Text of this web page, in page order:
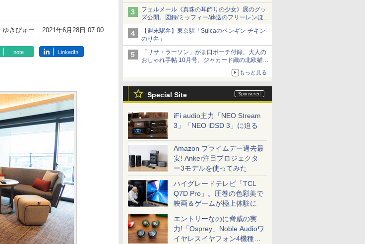
ねっと限定
フェルメール《真珠の耳飾りの少女》展のグッ
ズ公開。図録/ミッフィー/葬送のフリーレンほ
か、注目ブランドコラボが実現
【週末駅弁】東京駅「Suicaのペンギン チキン
のり弁」
「リサ・ラーソン」がま口ポーチ付録、大人の
おしゃれ手帖 10月号。ジャカード織の北欧猫デ
もっと見る
Special Site
iFi audio主力「NEO Stream
3」「NEO iDSD 3」に迫る
Amazon プライムデー過去最
安! Anker注目プロジェクタ
ー3モデルを使ってみた
ハイグレードテレビ「TCL
Q7D Pro」。圧巻の色彩美で
映画＆ゲームが極上体験に
エントリーなのに脅威の実
力!「Osprey」Noble Audioワ
イヤレスイヤフォン4機種を
ゆきぴゅー 2021年6月28日 07:00
note LinkedIn